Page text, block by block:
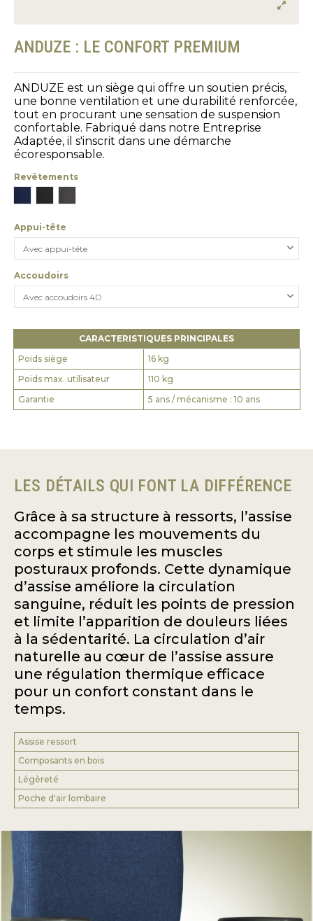
ANDUZE : LE CONFORT PREMIUM
ANDUZE est un siège qui offre un soutien précis,
une bonne ventilation et une durabilité renforcée,
tout en procurant une sensation de suspension
confortable. Fabriqué dans notre Entreprise
Adaptée, il s'inscrit dans une démarche
écoresponsable.
Revêtements
Appui-tête
Accoudoirs
CARACTERISTIQUES PRINCIPALES
Poids siège
16 kg
Poids max. utilisateur
110 kg
Garantie
5 ans / mécanisme : 10 ans
LES DÉTAILS QUI FONT LA DIFFÉRENCE
Grâce à sa structure à ressorts, l’assise
accompagne les mouvements du
corps et stimule les muscles
posturaux profonds. Cette dynamique
d’assise améliore la circulation
sanguine, réduit les points de pression
et limite l’apparition de douleurs liées
à la sédentarité. La circulation d’air
naturelle au cœur de l’assise assure
une régulation thermique efficace
pour un confort constant dans le
temps.
Assise ressort
Composants en bois
Légèreté
Poche d'air lombaire